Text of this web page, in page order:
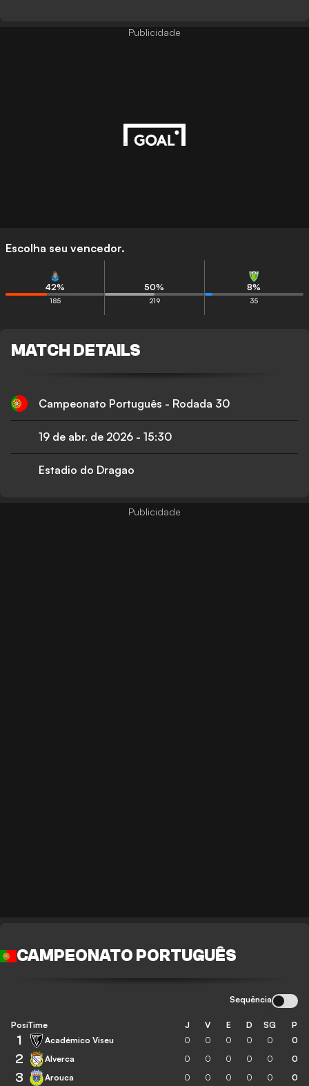
Escolha seu vencedor.
42%
185
50%
219
8%
35
MATCH DETAILS
Campeonato Português - Rodada 30
19 de abr. de 2026 - 15:30
Estadio do Dragao
CAMPEONATO PORTUGUÊS
Sequência
Posição
Time J V E D SG P
1 Académico Viseu 0 0 0 0 0 0
2 Alverca 0 0 0 0 0 0
3 Arouca 0 0 0 0 0 0
Publicidade